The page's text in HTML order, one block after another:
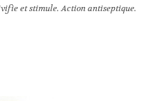
et stimule. Action antiseptique.